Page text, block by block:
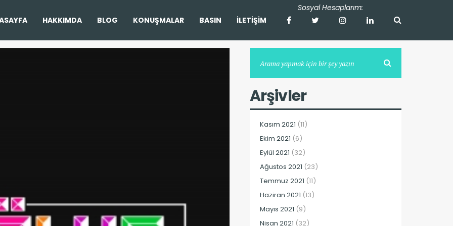
HAKKIMDA BLOG KONUŞMALAR BASIN İLETİŞİM
Arşivler
Kasım 2021 (11)
Ekim 2021 (6)
Eylül 2021 (32)
Ağustos 2021 (23)
Temmuz 2021 (11)
Haziran 2021 (13)
Mayıs 2021 (9)
Nisan 2021 (32)